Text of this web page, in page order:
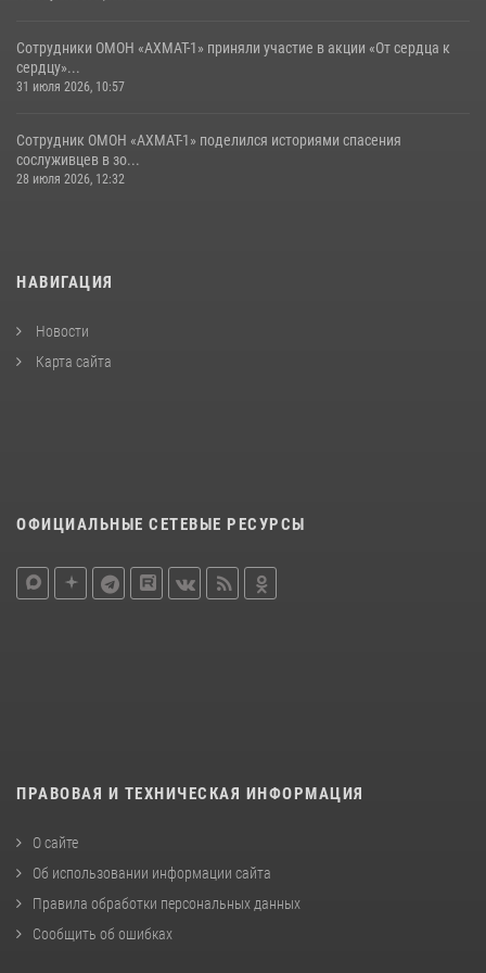
Сотрудники ОМОН «АХМАТ-1» приняли участие в акции «От сердца к
сердцу»...
31 июля 2026, 10:57
Сотрудник ОМОН «АХМАТ-1» поделился историями спасения
сослуживцев в зо...
28 июля 2026, 12:32
НАВИГАЦИЯ
Новости
Карта сайта
ОФИЦИАЛЬНЫЕ СЕТЕВЫЕ РЕСУРСЫ
ПРАВОВАЯ И ТЕХНИЧЕСКАЯ ИНФОРМАЦИЯ
О сайте
Об использовании информации сайта
Правила обработки персональных данных
Сообщить об ошибках